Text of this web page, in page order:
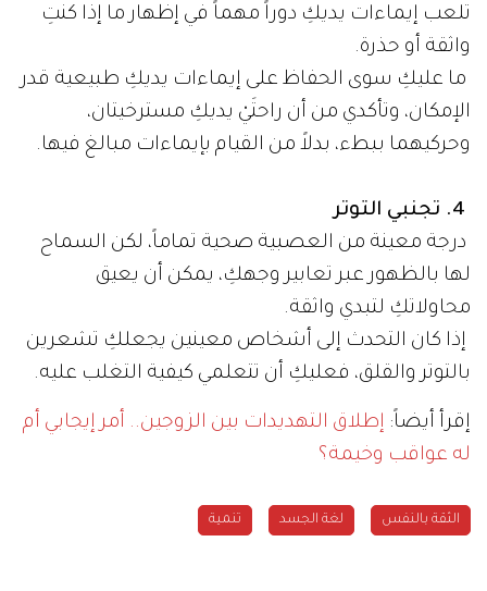
تلعب إيماءات يديكِ دوراً مهماً في إظهار ما إذا كنتِ
واثقة أو حذرة.
ما عليكِ سوى الحفاظ على إيماءات يديكِ طبيعية قدر
الإمكان، وتأكدي من أن راحتَيْ يديكِ مسترخيتان،
وحركيهما ببطء، بدلاً من القيام بإيماءات مبالغ فيها.
درجة معينة من العصبية صحية تماماً، لكن السماح
لها بالظهور عبر تعابير وجهكِ، يمكن أن يعيق
محاولاتكِ لتبدي واثقة.
إذا كان التحدث إلى أشخاص معينين يجعلكِ تشعرين
بالتوتر والقلق، فعليكِ أن تتعلمي كيفية التغلب عليه.
إقرأ أيضاً: إطلاق التهديدات بين الزوجين.. أمر إيجابي أم
له عواقب وخيمة؟
الثقة بالنفس لغة الجسد تنمية